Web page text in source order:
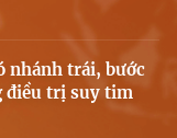
nhánh trái, bước
điều trị suy tim